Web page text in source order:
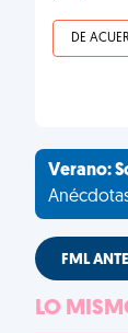
DE
Verano:
FML
LO